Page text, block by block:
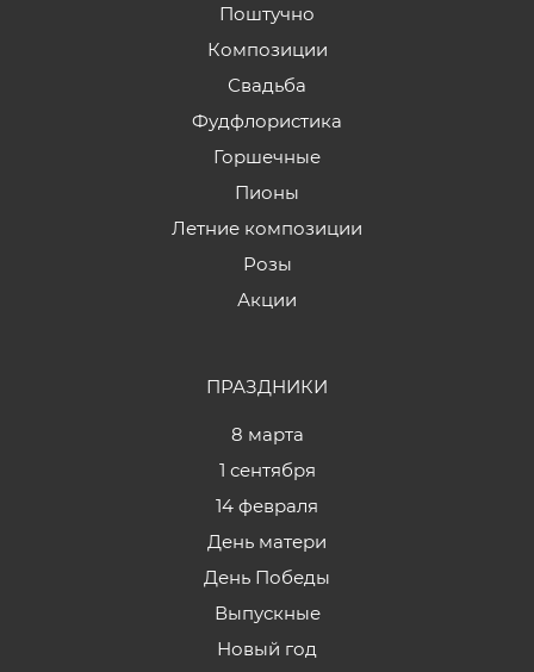
Поштучно
Композиции
Свадьба
Фудфлористика
Горшечные
Пионы
Летние композиции
Розы
Акции
ПРАЗДНИКИ
8 марта
1 сентября
14 февраля
День матери
День Победы
Выпускные
Новый год